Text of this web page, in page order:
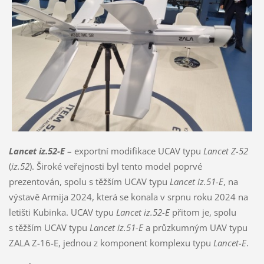
Lancet iz.52-E– exportní modifikace UCAV typu Lancet Z-52
(iz.52). Široké veřejnosti byl tento model poprvé
prezentován, spolu s těžším UCAV typu Lancet iz.51-E, na
výstavě Armija 2024, která se konala v srpnu roku 2024 na
letišti Kubinka. UCAV typu Lancet iz.52-Epřitom je, spolu
s těžším UCAV typu Lancet iz.51-Ea průzkumným UAV typu
ZALA Z-16-E, jednou z komponent komplexu typu Lancet-E.